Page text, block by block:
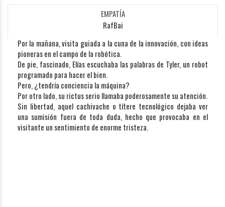
EMPATÍA
RafBai
Por la mañana, visita guiada a la cuna de la innovación, con ideas
pioneras en el campo de la robótica.
De pie, fascinado, Elías escuchaba las palabras de Tyler, un robot
programado para hacer el bien.
Pero, ¿tendría conciencia la máquina?
Por otro lado, su rictus serio llamaba poderosamente su atención.
Sin libertad, aquel cachivache o títere tecnológico dejaba ver
una sumisión fuera de toda duda, hecho que provocaba en el
visitante un sentimiento de enorme tristeza.